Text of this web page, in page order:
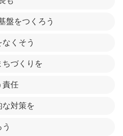
盤をつくろう
くそう
ちづくりを
責任
な対策を